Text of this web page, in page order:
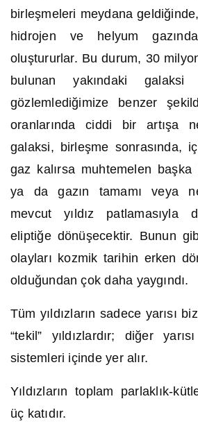
birleşmeleri meydana
hidrojen ve helyum
oluştururlar. Bu durum, 30 milyon
bulunan yakındaki galaksi
gözlemlediğimize benzer
oranlarında ciddi bir artışa
galaksi, birleşme sonrasında,
gaz kalırsa muhtemelen
ya da gazın tamamı veya
mevcut yıldız patlamasıyla
eliptiğe dönüşecektir. Bunun
olayları kozmik tarihin erken
olduğundan çok daha yaygındı.
Tüm yıldızların sadece yarısı
“tekil” yıldızlardır; diğer
sistemleri içinde yer alır.
Yıldızların toplam parlaklık-
üç katıdır.